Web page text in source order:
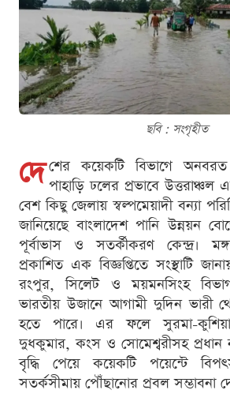
ছবি : সংগৃহীত
দে শের কয়েকটি বিভাগে অনবরত
পাহাড়ি ঢলের প্রভাবে উত্তরাঞ্চল
বেশ কিছু জেলায় স্বল্পমেয়াদী বন্যা
জানিয়েছে বাংলাদেশ পানি উন্নয়ন
পূর্বাভাস ও সতর্কীকরণ কেন্দ্র।
প্রকাশিত এক বিজ্ঞপ্তিতে সংস্থাটি
রংপুর, সিলেট ও ময়মনসিংহ বিভাগ
ভারতীয় উজানে আগামী দুদিন ভারী
হতে পারে। এর ফলে সুরমা-
দুধকুমার, কংস ও সোমেশ্বরীসহ প্রধান
বৃদ্ধি পেয়ে কয়েকটি পয়েন্টে
সতর্কসীমায় পৌঁছানোর প্রবল সম্ভাবনা